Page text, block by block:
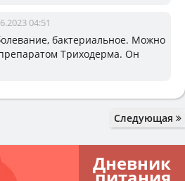
04:51
бактериальное. Можно
Триходерма. Он
Следующая
Дневник